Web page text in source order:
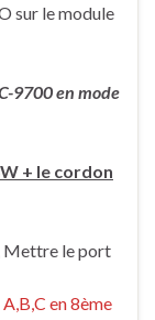
sur le module
9700 en mode
+ le cordon
Mettre le port
A,B,C en 8ème